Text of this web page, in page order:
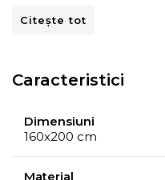
celelalte.
confort si suport.
serveste drept temelie
7Z Green Pocket®,
Citește tot
Caracteristici
Dimensiuni
160x200 cm
Material